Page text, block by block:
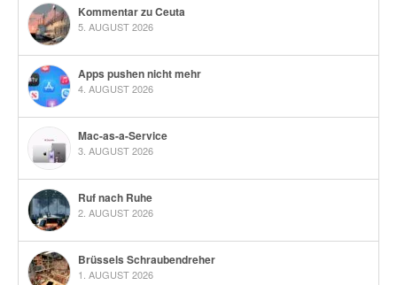
Kommentar zu Ceuta
5. AUGUST 2026
Apps pushen nicht mehr
4. AUGUST 2026
Mac-as-a-Service
3. AUGUST 2026
Ruf nach Ruhe
2. AUGUST 2026
Brüssels Schraubendreher
1. AUGUST 2026